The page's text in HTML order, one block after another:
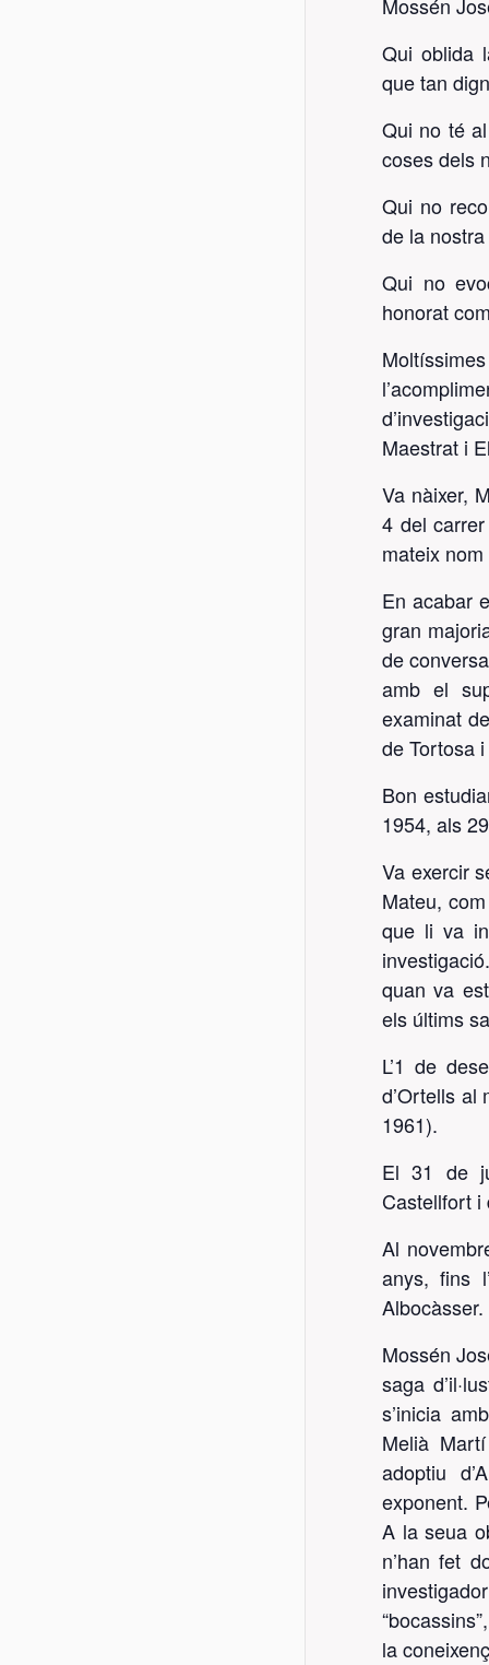
Mossén
Qui oblida
que tan
Qui no té
coses dels
Qui no
de la
Qui no
honorat
Maestrat i
Va nàixer,
4 del
mateix
En acabar
gran
de
amb el
examinat
de Tortosa
Bon
1954, als
Va exercir
Mateu,
que li va
quan va
els últims
L’1 de
d’Ortells al
1961).
El 31 de
Castellfort i
Al
anys, fins
Albocàsser.
Mossén
saga
s’inicia
Melià
adoptiu
exponent.
A la seua
n’han fet
la